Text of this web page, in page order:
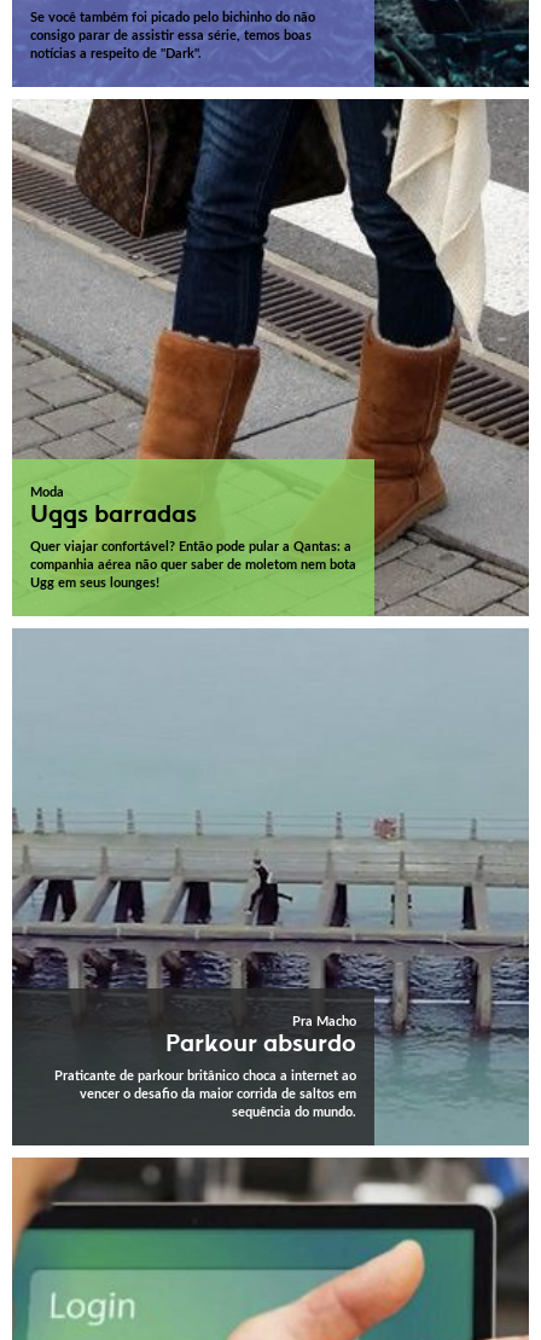
Se você também foi picado pelo bichinho do não
consigo parar de assistir essa série, temos boas
notícias a respeito de "Dark".
Moda
Uggs barradas
Quer viajar confortável? Então pode pular a Qantas: a
companhia aérea não quer saber de moletom nem bota
Ugg em seus lounges!
Pra Macho
Parkour absurdo
Praticante de parkour britânico choca a internet ao
vencer o desafio da maior corrida de saltos em
sequência do mundo.